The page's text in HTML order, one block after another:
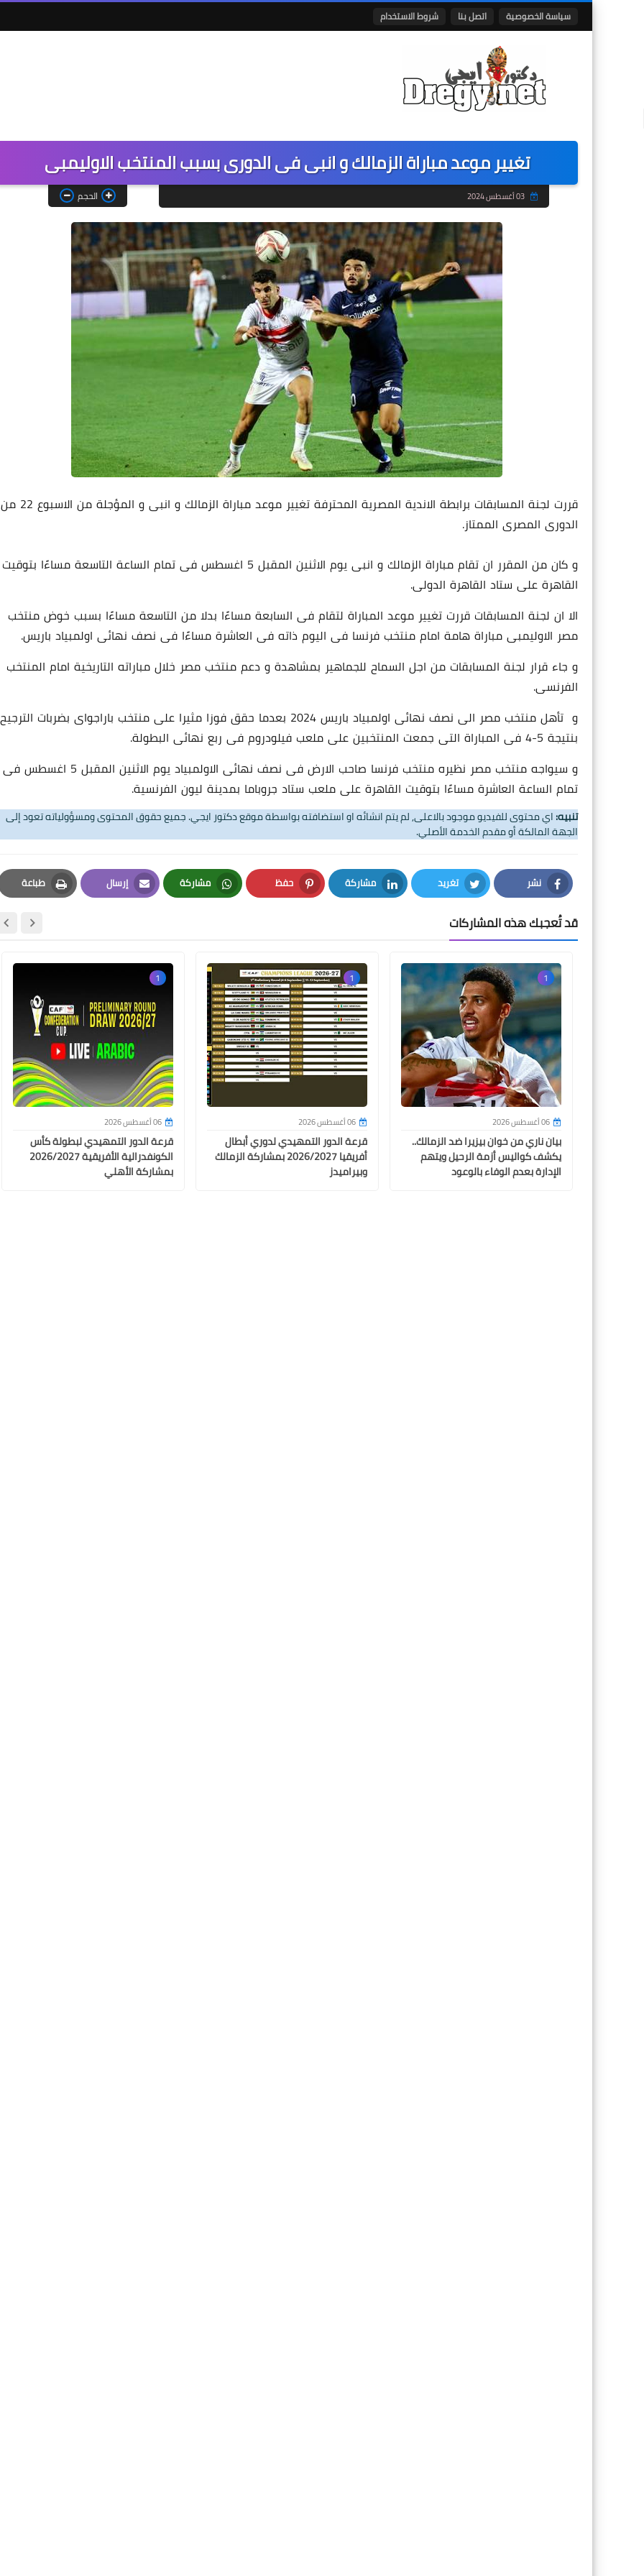
سياسة الخصوصية اتصل بنا شروط الاستخدام
تغيير موعد مباراة الزمالك و انبى فى الدورى بسبب المنتخب الاوليمبى
03 أغسطس 2024 الحجم
قررت لجنة المسابقات برابطة الاندية المصرية المحترفة تغيير موعد مباراة الزمالك و انبى و المؤجلة من الاسبوع 22 من
الدورى المصرى الممتاز.
و كان من المقرر ان تقام مباراة الزمالك و انبى يوم الاثنين المقبل 5 اغسطس فى تمام الساعة التاسعة مساءًا بتوقيت
القاهرة على ستاد القاهرة الدولى.
الا ان لجنة المسابقات قررت تغيير موعد المباراة لتقام فى السابعة مساءًا بدلا من التاسعة مساءًا بسبب خوض منتخب
مصر الاوليمبى مباراة هامة امام منتخب فرنسا فى اليوم ذاته فى العاشرة مساءًا فى نصف نهائى اولمبياد باريس.
و جاء قرار لجنة المسابقات من اجل السماح للجماهير بمشاهدة و دعم منتخب مصر خلال مباراته التاريخية امام المنتخب
الفرنسى.
و تأهل منتخب مصر الى نصف نهائى اولمبياد باريس 2024 بعدما حقق فوزا مثيرا على منتخب باراجواى بضربات الترجيح
بنتيجة 5-4 فى المباراة التى جمعت المنتخبين على ملعب فيلودروم فى ربع نهائى البطولة.
و سيواجه منتخب مصر نظيره منتخب فرنسا صاحب الارض فى نصف نهائى الاولمبياد يوم الاثنين المقبل 5 اغسطس فى
تمام الساعة العاشرة مساءًا بتوقيت القاهرة على ملعب ستاد جروباما بمدينة ليون الفرنسية.
تنبيه:اي محتوى للفيديو موجود بالاعلى, لم يتم انشائه او استضافته بواسطة موقع دكتور ايجي. جميع حقوق المحتوى ومسؤولياته تعود إلى
الجهة المالكة أو مقدم الخدمة الأصلي.
نشر
Facebook
تغريد
Twitter
مشاركة
LinkedIn
حفظ
Pinterest
مشاركة
Whatsapp
إرسال
Email
طباعة
Print
قد تُعجبك هذه المشاركات
1
06 أغسطس 2026
بيان ناري من خوان بيزيرا ضد الزمالك..
يكشف كواليس أزمة الرحيل ويتهم
الإدارة بعدم الوفاء بالوعود
1
06 أغسطس 2026
قرعة الدور التمهيدي لدوري أبطال
أفريقيا 2026/2027 بمشاركة الزمالك
وبيراميدز
1
06 أغسطس 2026
قرعة الدور التمهيدي لبطولة كأس
الكونفدرالية الأفريقية 2026/2027
بمشاركة الأهلي
17 يونيو 2024
17 يونيو 2024